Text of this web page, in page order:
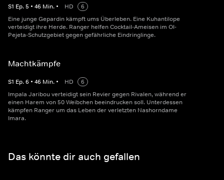
S1 Ep.5 • 46 Min. • HD
6
Eine junge Gepardin kämpft ums Überleben. Eine Kuhantilope
verteidigt ihre Herde. Ranger helfen Cocktail-Ameisen im Ol-
Pejeta-Schutzgebiet gegen gefährliche Eindringlinge.
Machtkämpfe
S1 Ep.6 • 46 Min. • HD
6
Impala Jaribou verteidigt sein Revier gegen Rivalen, während er
einen Harem von 50 Weibchen beeindrucken soll. Unterdessen
kämpfen Ranger um das Leben der verletzten Nashorndame
Imara.
Das könnte dir auch gefallen